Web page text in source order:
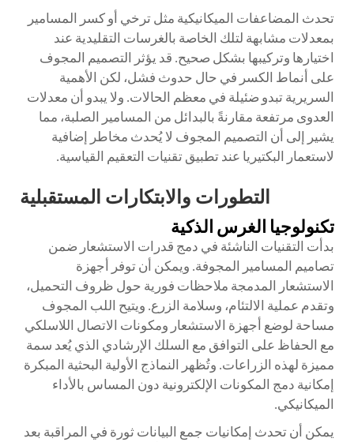
تحدث المضاعفات الميكانيكية مثل ترخي أو كسر المسامير
بمعدلات مشابهة لتلك الخاصة بالغرسات التقليدية عند
اختيارها وتركيبها بشكل صحيح. قد يؤثر التصميم المجوف
على أنماط الكسر في حال حدوث فشل، لكن الأهمية
السريرية تبدو ضئيلة في معظم الحالات. ولا يبدو أن معدلات
العدوى مرتفعة مقارنةً بالبدائل من المسامير الصلبة، مما
يشير إلى أن التصميم المجوف لا يُحدث مخاطر إضافية
لاستعمار البكتيريا عند تطبيق تقنيات التعقيم القياسية.
التطورات والابتكارات المستقبلية
تكنولوجيا الغرس الذكية
بدأت التقنيات الناشئة في دمج قدرات الاستشعار ضمن
تصاميم المسامير المجوفة. ويمكن أن توفر أجهزة
الاستشعار المدمجة ملاحظات فورية حول ظروف التحميل،
وتقدم عملية الالتئام، وسلامة الزرع. ويتيح اللب المجوف
مساحة لوضع أجهزة الاستشعار ومكونات الاتصال اللاسلكي
مع الحفاظ على التوافق مع السلك الإرشادي الذي يُعد سمة
مميزة لهذه الزراعات. وتُظهر النماذج الأولية البحثية المبكرة
إمكانية دمج المكونات الإلكترونية دون المساس بالأداء
الميكانيكي.
يمكن أن تحدث إمكانيات جمع البيانات ثورة في المراقبة بعد